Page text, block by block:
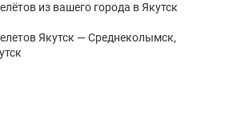
из вашего города в Якутск
Якутск — Среднеколымск,